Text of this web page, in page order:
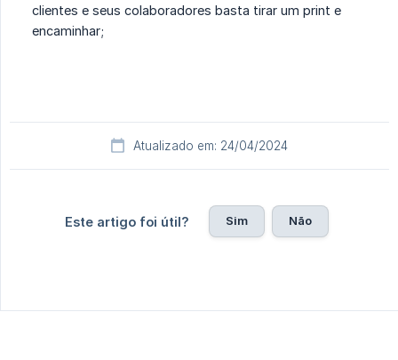
clientes e seus colaboradores basta tirar um print e
encaminhar;
Atualizado em: 24/04/2024
Este artigo foi útil? Sim Não